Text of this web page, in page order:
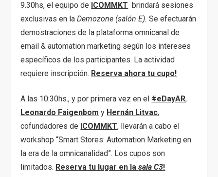
9.30hs, el equipo de ICOMMKT brindará sesiones
exclusivas en laDemozone (salón E). Se efectuarán
demostraciones de la plataforma omnicanal de
email & automation marketing según los intereses
específicos de los participantes. La actividad
requiere inscripción. Reserva ahora tu cupo!
A las 10:30hs., y por primera vez en el #eDayAR,
Leonardo Faigenbom y Hernán Litvac,
cofundadores de ICOMMKT, llevarán a cabo el
workshop “Smart Stores: Automation Marketing en
la era de la omnicanalidad”. Los cupos son
limitados. Reserva tu lugar en lasala C3!